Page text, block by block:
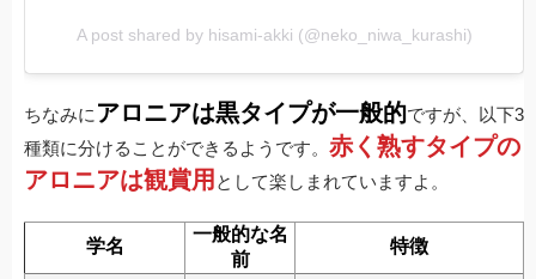
A post shared by hisami-akki (@neko_niwa_kurashi)
ちなみに アロニアは黒タイプが一般的ですが、以下3
種類に分けることができるようです。 赤く熟すタイプの
アロニアは観賞用 として楽しまれていますよ。
学名
一般的な名
前
特徴